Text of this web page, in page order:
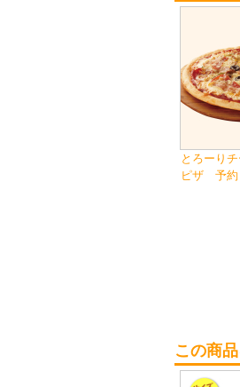
とろーり
ピザ 予約
この商